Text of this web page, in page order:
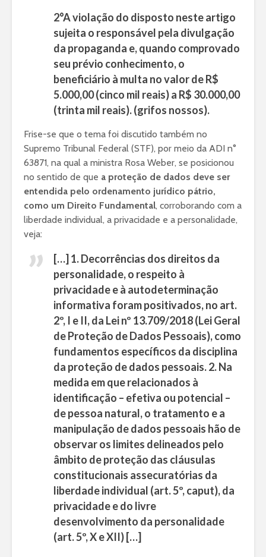
2°A violação do disposto neste artigo
sujeita o responsável pela divulgação
da propaganda e, quando comprovado
seu prévio conhecimento, o
beneficiário à multa no valor de R$
5.000,00 (cinco mil reais) a R$ 30.000,00
(trinta mil reais). (grifos nossos).
Frise-se que o tema foi discutido também no
Supremo Tribunal Federal (STF), por meio da ADI n°
63871, na qual a ministra Rosa Weber, se posicionou
no sentido de que a proteção de dados deve ser
entendida pelo ordenamento jurídico pátrio,
como um Direito Fundamental, corroborando com a
liberdade individual, a privacidade e a personalidade,
veja:
[…] 1. Decorrências dos direitos da
personalidade, o respeito à
privacidade e à autodeterminação
informativa foram positivados, no art.
2º, I e II, da Lei nº 13.709/2018 (Lei Geral
de Proteção de Dados Pessoais), como
fundamentos específicos da disciplina
da proteção de dados pessoais. 2. Na
medida em que relacionados à
identificação – efetiva ou potencial –
de pessoa natural, o tratamento e a
manipulação de dados pessoais hão de
observar os limites delineados pelo
âmbito de proteção das cláusulas
constitucionais assecuratórias da
liberdade individual (art. 5º, caput), da
privacidade e do livre
desenvolvimento da personalidade
(art. 5º, X e XII) […]